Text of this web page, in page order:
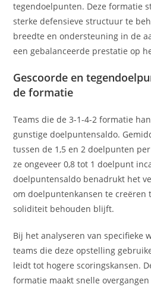
tegendoelpunten. Deze formatie
sterke defensieve structuur te
breedte en ondersteuning in de
een gebalanceerde prestatie op
Gescoorde en
de formatie
Teams die de 3-1-4-2 formatie
gunstige doelpuntensaldo.
tussen de 1,5 en 2 doelpunten
ze ongeveer 0,8 tot 1 doelpunt
doelpuntensaldo benadrukt het
om doelpuntenkansen te creëren
soliditeit behouden blijft.
Bij het analyseren van specifieke
teams die deze opstelling
leidt tot hogere scoringskansen.
formatie maakt snelle